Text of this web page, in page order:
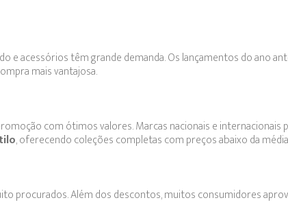
e acessórios têm grande demanda. Os lançamentos do ano
mais vantajosa.
com ótimos valores. Marcas nacionais e internacionais
, oferecendo coleções completas com preços abaixo da
procurados. Além dos descontos, muitos consumidores